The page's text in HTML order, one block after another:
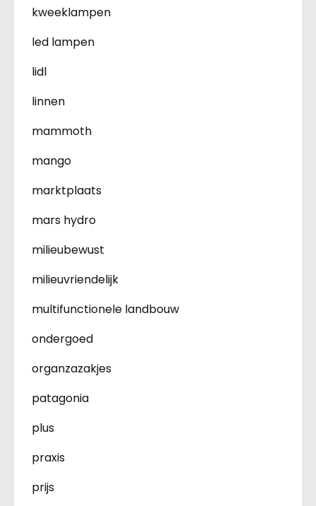
kweeklampen
led lampen
lidl
linnen
mammoth
mango
marktplaats
mars hydro
milieubewust
milieuvriendelijk
multifunctionele landbouw
ondergoed
organzazakjes
patagonia
plus
praxis
prijs